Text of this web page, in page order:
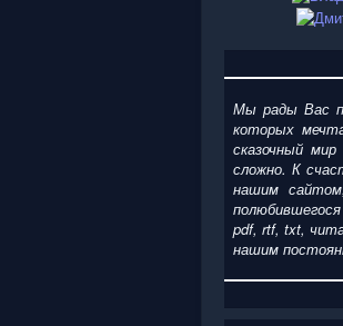
Мы рады Вас
которых
сказочный
сложно. К
нашим
pdf, rtf, txt,
нашим